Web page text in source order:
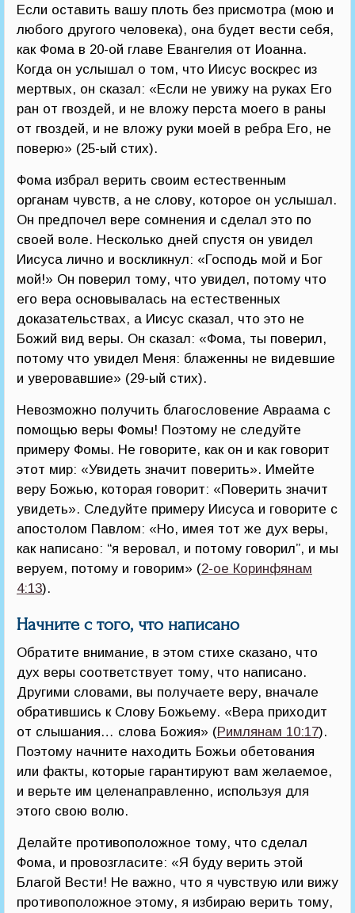
Если оставить вашу плоть без присмотра (мою и
любого другого человека), она будет вести себя,
как Фома в 20-ой главе Евангелия от Иоанна.
Когда он услышал о том, что Иисус воскрес из
мертвых, он сказал: «Если не увижу на руках Его
ран от гвоздей, и не вложу перста моего в раны
от гвоздей, и не вложу руки моей в ребра Его, не
поверю» (25-ый стих).
Фома избрал верить своим естественным
органам чувств, а не слову, которое он услышал.
Он предпочел вере сомнения и сделал это по
своей воле. Несколько дней спустя он увидел
Иисуса лично и воскликнул: «Господь мой и Бог
мой!» Он поверил тому, что увидел, потому что
его вера основывалась на естественных
доказательствах, а Иисус сказал, что это не
Божий вид веры. Он сказал: «Фома, ты поверил,
потому что увидел Меня: блаженны не видевшие
и уверовавшие» (29-ый стих).
Невозможно получить благословение Авраама с
помощью веры Фомы! Поэтому не следуйте
примеру Фомы. Не говорите, как он и как говорит
этот мир: «Увидеть значит поверить». Имейте
веру Божью, которая говорит: «Поверить значит
увидеть». Следуйте примеру Иисуса и говорите с
апостолом Павлом: «Но, имея тот же дух веры,
как написано: “я веровал, и потому говорил”, и мы
веруем, потому и говорим» (2-ое Коринфянам
4:13).
Начните с того, что написано
Обратите внимание, в этом стихе сказано, что
дух веры соответствует тому, что написано.
Другими словами, вы получаете веру, вначале
обратившись к Слову Божьему. «Вера приходит
от слышания… слова Божия» (Римлянам 10:17).
Поэтому начните находить Божьи обетования
или факты, которые гарантируют вам желаемое,
и верьте им целенаправленно, используя для
этого свою волю.
Делайте противоположное тому, что сделал
Фома, и провозгласите: «Я буду верить этой
Благой Вести! Не важно, что я чувствую или вижу
противоположное этому, я избираю верить тому,